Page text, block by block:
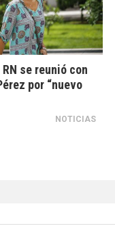
se reunió con
por “nuevo
NOTICIAS